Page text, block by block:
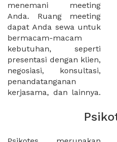
menemani meeting
Anda. Ruang meeting
dapat Anda sewa untuk
bermacam-macam
kebutuhan, seperti
presentasi dengan klien,
negosiasi, konsultasi,
penandatanganan
kerjasama, dan lainnya.
Sewa meeting room di
XWORK akan
mempermudah
meeting Anda dan
membuat klien Anda
puas dengan meeting